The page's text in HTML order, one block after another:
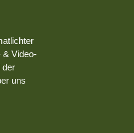
& Video-
der
uns